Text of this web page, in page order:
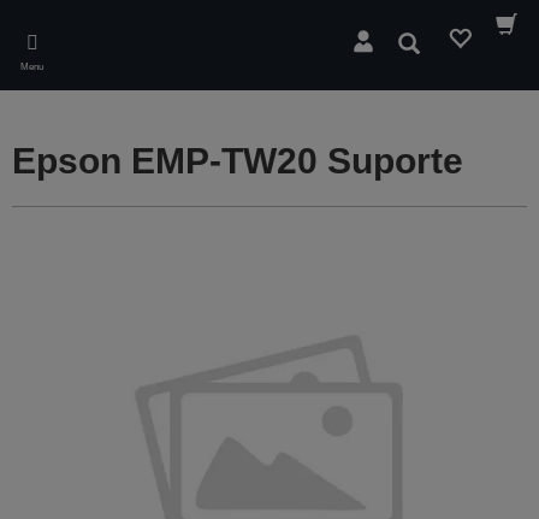
main
content
Menu
Pesquisar
Epson EMP-TW20 Suporte